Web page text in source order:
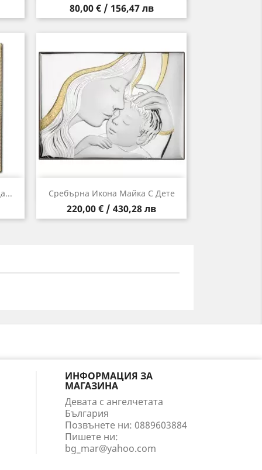
Цена
80,00 € / 156,47 лв
Сребърна Икона Майка С Дете
Цена
220,00 € / 430,28 лв
Бърз преглед
ИНФОРМАЦИЯ ЗА
МАГАЗИНА
Девата с ангелчетата
България
Позвънете ни: 0889603884
Пишете ни:
bg_mar@yahoo.com